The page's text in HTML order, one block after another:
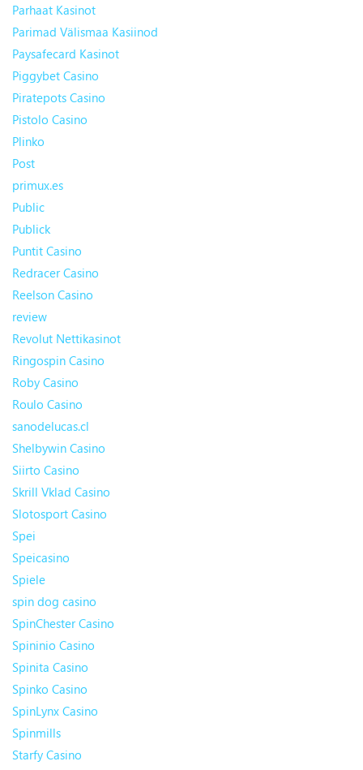
Parhaat Kasinot
Parimad Välismaa Kasiinod
Paysafecard Kasinot
Piggybet Casino
Piratepots Casino
Pistolo Casino
Plinko
Post
primux.es
Public
Publick
Puntit Casino
Redracer Casino
Reelson Casino
review
Revolut Nettikasinot
Ringospin Casino
Roby Casino
Roulo Casino
sanodelucas.cl
Shelbywin Casino
Siirto Casino
Skrill Vklad Casino
Slotosport Casino
Spei
Speicasino
Spiele
spin dog casino
SpinChester Casino
Spininio Casino
Spinita Casino
Spinko Casino
SpinLynx Casino
Spinmills
Starfy Casino